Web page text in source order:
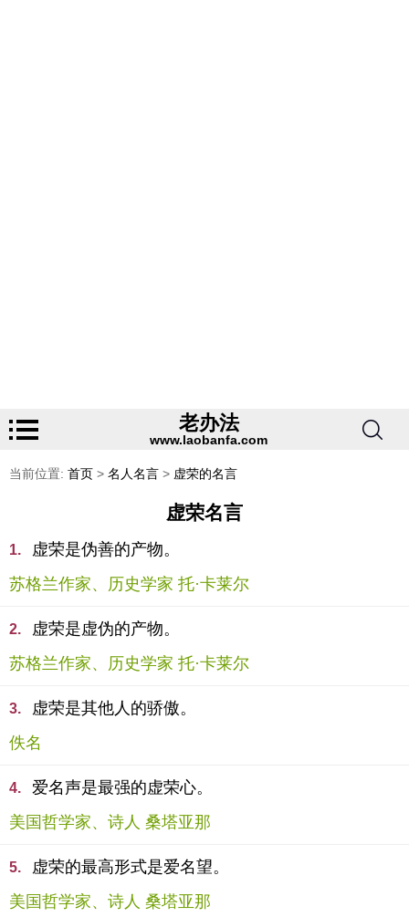
老办法
www.laobanfa.com
当前位置: 首页 > 名人名言 > 虚荣的名言
虚荣名言
1.
虚荣是伪善的产物。
苏格兰作家、历史学家 托·卡莱尔
2.
虚荣是虚伪的产物。
苏格兰作家、历史学家 托·卡莱尔
3.
虚荣是其他人的骄傲。
佚名
4.
爱名声是最强的虚荣心。
美国哲学家、诗人 桑塔亚那
5.
虚荣的最高形式是爱名望。
美国哲学家、诗人 桑塔亚那